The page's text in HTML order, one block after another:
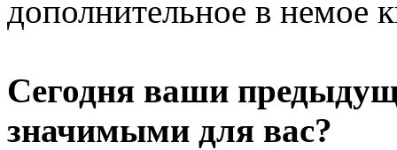
дополнительное в немое
Сегодня ваши
значимыми для вас?